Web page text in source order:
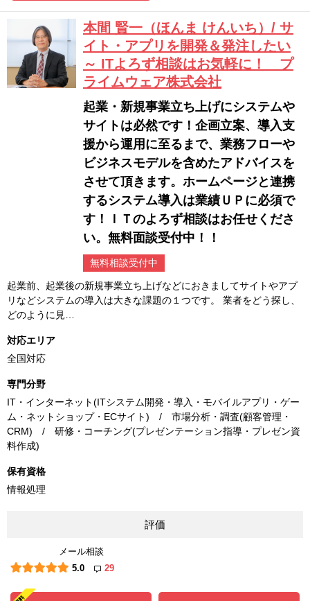
本間 賢一（ほんま けんいち）/ サ
イト・アプリを開発＆発注したい
～ ITよろず相談はお気軽に！ プ
ライムウェア株式会社
起業・新規事業立ち上げにシステムや
サイトは必然です！企画立案、導入支
援から運用に至るまで、業務フローや
ビジネスモデルを含めたアドバイスを
させて頂きます。ホームページと連携
するシステム導入は業績ＵＰに必須で
す！ＩＴのよろず相談はお任せくださ
い。無料面談受付中！！
無料相談受付中
起業前、起業後の新規事業立ち上げなどにおきましてサイトやアプ
リなどシステムの導入は大きな課題の１つです。 業者をどう探し、
どのように見…
対応エリア
全国対応
専門分野
IT・インターネット(ITシステム開発・導入・モバイルアプリ・ゲー
ム・ネットショップ・ECサイト) / 市場分析・調査(顧客管理・
CRM) / 研修・コーチング(プレゼンテーション指導・プレゼン資
料作成)
保有資格
情報処理
評価
メール相談
5.0
29